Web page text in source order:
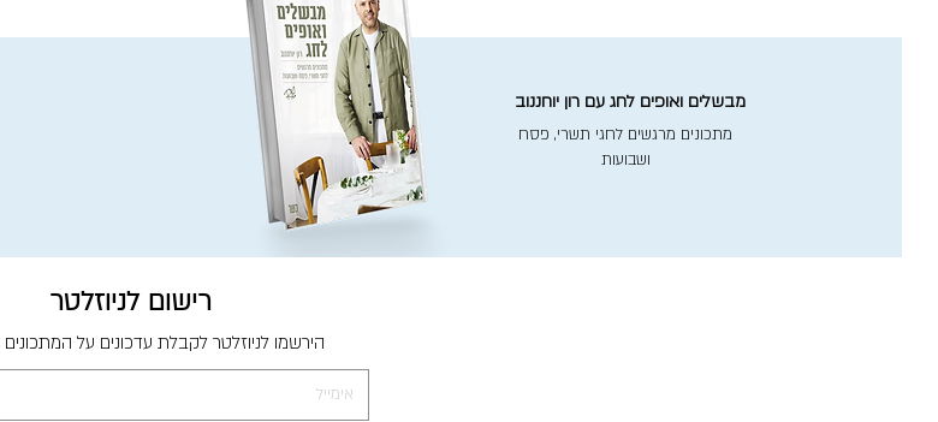
מבשלים ואופים לחג עם רון יוחננוב
מתכונים מרגשים לחגי תשרי, פסח
ושבועות
רישום לניוזלטר
הירשמו לניוזלטר לקבלת עדכונים על המתכונים